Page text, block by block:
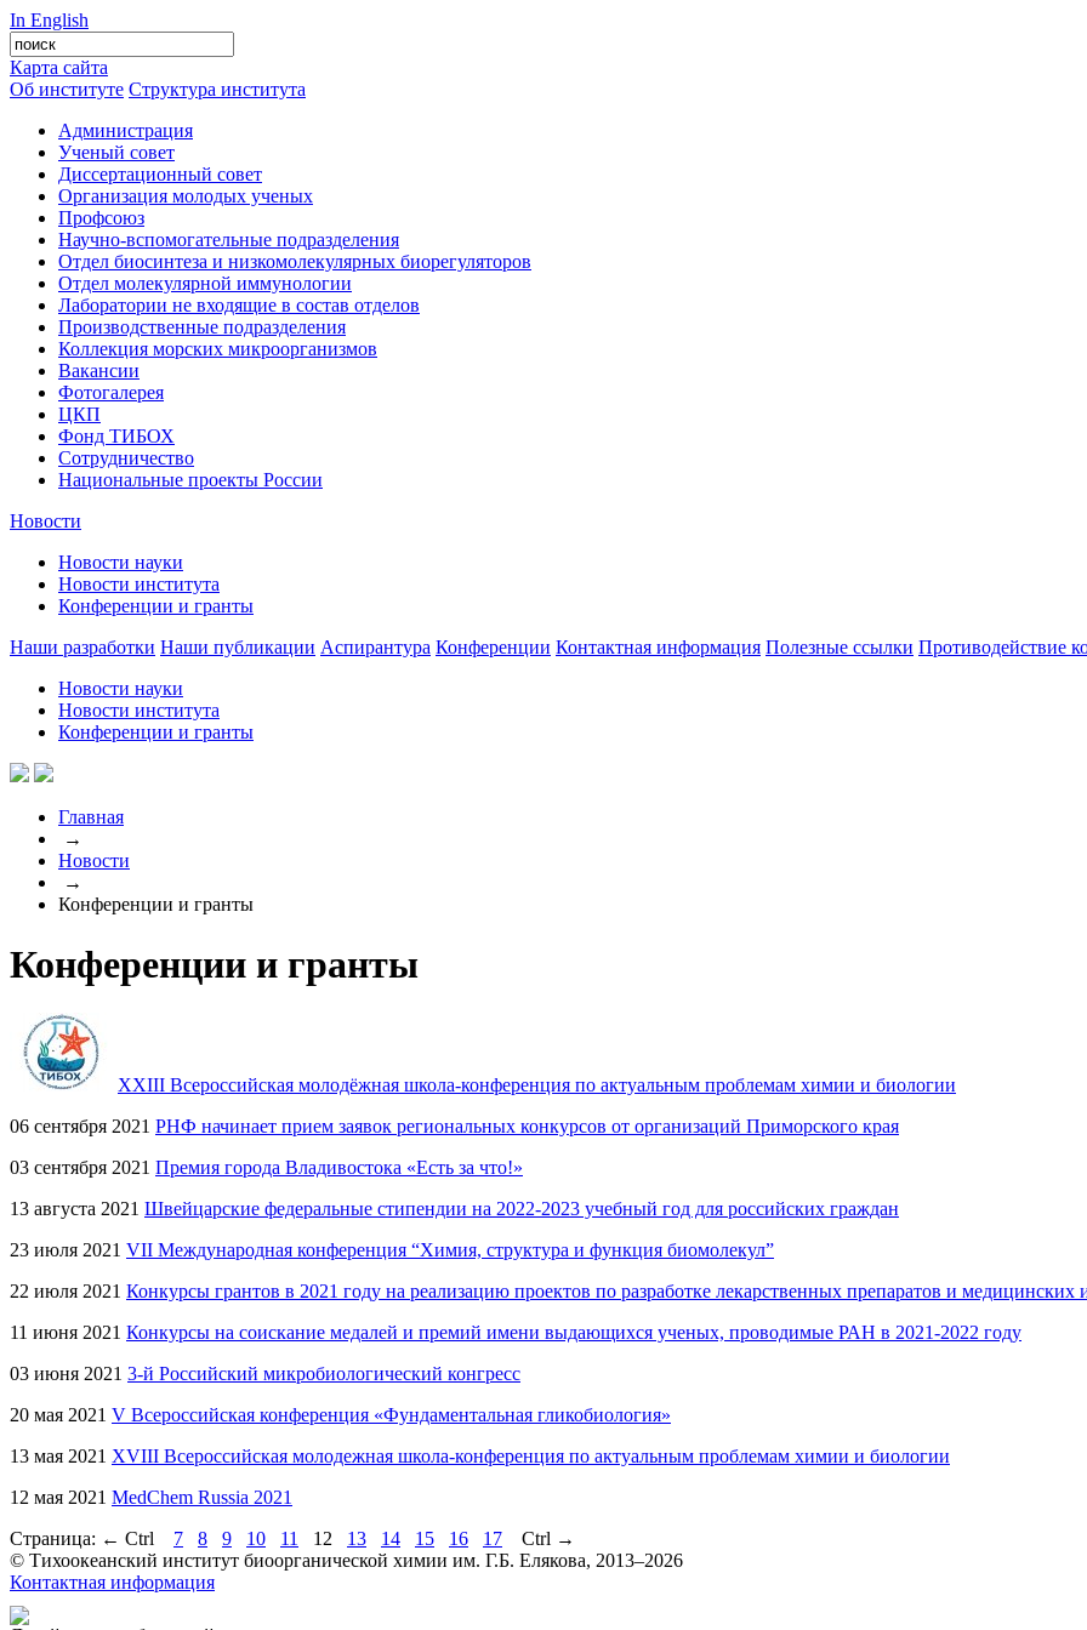
In English
Карта сайта
Об институте Структура института
Администрация
Ученый совет
Диссертационный совет
Организация молодых ученых
Профсоюз
Научно-вспомогательные подразделения
Отдел биосинтеза и низкомолекулярных биорегуляторов
Отдел молекулярной иммунологии
Лаборатории не входящие в состав отделов
Производственные подразделения
Коллекция морских микроорганизмов
Вакансии
Фотогалерея
ЦКП
Фонд ТИБОХ
Сотрудничество
Национальные проекты России
Новости
Новости науки
Новости института
Конференции и гранты
Наши разработки Наши публикации Аспирантура Конференции Контактная информация Полезные ссылки Противодействие
Новости науки
Новости института
Конференции и гранты
Главная
→
Новости
→
Конференции и гранты
Конференции и гранты
XXIII Всероссийская молодёжная школа-конференция по актуальным проблемам химии и биологии
06 сентября 2021 РНФ начинает прием заявок региональных конкурсов от организаций Приморского края
03 сентября 2021 Премия города Владивостока «Есть за что!»
13 августа 2021 Швейцарские федеральные стипендии на 2022-2023 учебный год для российских граждан
23 июля 2021 VII Международная конференция “Химия, структура и функция биомолекул”
22 июля 2021 Конкурсы грантов в 2021 году на реализацию проектов по разработке лекарственных препаратов и медицинских
11 июня 2021 Конкурсы на соискание медалей и премий имени выдающихся ученых, проводимые РАН в 2021-2022 году
03 июня 2021 3-й Российский микробиологический конгресс
20 мая 2021 V Всероссийская конференция «Фундаментальная гликобиология»
13 мая 2021 XVIII Всероссийская молодежная школа-конференция по актуальным проблемам химии и биологии
12 мая 2021 MedChem Russia 2021
Страница: ← Ctrl 7 8 9 10 11 12 13 14 15 16 17 Ctrl →
© Тихоокеанский институт биоорганической химии им. Г.Б. Елякова, 2013–2026
Контактная информация